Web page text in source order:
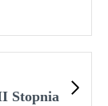
Stopnia